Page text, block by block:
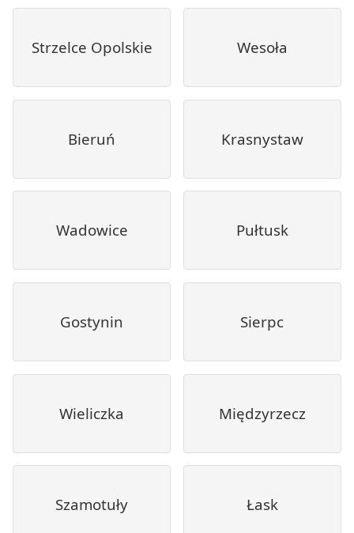
Strzelce Opolskie Wesoła
Bieruń Krasnystaw
Wadowice Pułtusk
Gostynin Sierpc
Wieliczka Międzyrzecz
Szamotuły Łask